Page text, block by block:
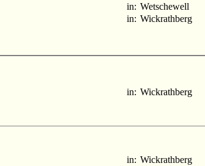
in: Wetschewell
in: Wickrathberg
in: Wickrathberg
in: Wickrathberg